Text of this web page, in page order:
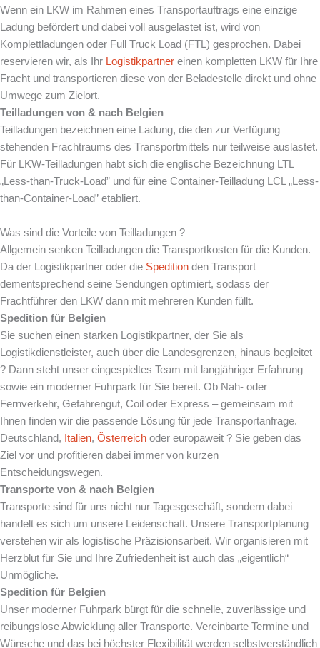
Wenn ein LKW im Rahmen eines Transportauftrags eine einzige
Ladung befördert und dabei voll ausgelastet ist, wird von
Komplettladungen oder Full Truck Load (FTL) gesprochen. Dabei
reservieren wir, als Ihr Logistikpartner einen kompletten LKW für Ihre
Fracht und transportieren diese von der Beladestelle direkt und ohne
Umwege zum Zielort.
Teilladungen von & nach Belgien
Teilladungen bezeichnen eine Ladung, die den zur Verfügung
stehenden Frachtraums des Transportmittels nur teilweise auslastet.
Für LKW-Teilladungen habt sich die englische Bezeichnung LTL
„Less-than-Truck-Load” und für eine Container-Teilladung LCL „Less-
than-Container-Load” etabliert.
Was sind die Vorteile von Teilladungen ?
Allgemein senken Teilladungen die Transportkosten für die Kunden.
Da der Logistikpartner oder die Spedition den Transport
dementsprechend seine Sendungen optimiert, sodass der
Frachtführer den LKW dann mit mehreren Kunden füllt.
Spedition für Belgien
Sie suchen einen starken Logistikpartner, der Sie als
Logistikdienstleister, auch über die Landesgrenzen, hinaus begleitet
? Dann steht unser eingespieltes Team mit langjähriger Erfahrung
sowie ein moderner Fuhrpark für Sie bereit. Ob Nah- oder
Fernverkehr, Gefahrengut, Coil oder Express – gemeinsam mit
Ihnen finden wir die passende Lösung für jede Transportanfrage.
Deutschland, Italien, Österreich oder europaweit ? Sie geben das
Ziel vor und profitieren dabei immer von kurzen
Entscheidungswegen.
Transporte von & nach Belgien
Transporte sind für uns nicht nur Tagesgeschäft, sondern dabei
handelt es sich um unsere Leidenschaft. Unsere Transportplanung
verstehen wir als logistische Präzisionsarbeit. Wir organisieren mit
Herzblut für Sie und Ihre Zufriedenheit ist auch das „eigentlich“
Unmögliche.
Spedition für Belgien
Unser moderner Fuhrpark bürgt für die schnelle, zuverlässige und
reibungslose Abwicklung aller Transporte. Vereinbarte Termine und
Wünsche und das bei höchster Flexibilität werden selbstverständlich